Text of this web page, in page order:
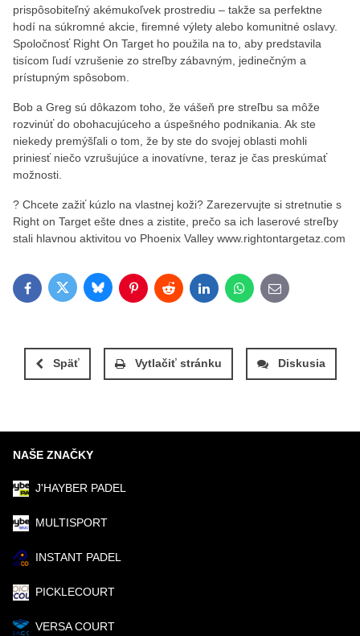
prispôsobiteľný akémukoľvek prostrediu – takže sa perfektne
hodí na súkromné ​​akcie, firemné výlety alebo komunitné oslavy.
Spoločnosť Right On Target ho použila na to, aby predstavila
tisícom ľudí vzrušenie zo streľby zábavným, jedinečným a
prístupným spôsobom.
Bob a Greg sú dôkazom toho, že vášeň pre streľbu sa môže
rozvinúť do obohacujúceho a úspešného podnikania. Ak ste
niekedy premýšľali o tom, že by ste do svojej oblasti mohli
priniesť niečo vzrušujúce a inovatívne, teraz je čas preskúmať
možnosti.
? Chcete zažiť kúzlo na vlastnej koži? Zarezervujte si stretnutie s
Right on Target ešte dnes a zistite, prečo sa ich laserové streľby
stali hlavnou aktivitou vo Phoenix Valley www.rightontargetaz.com
FacebookTwitterBlueskyPinterestRedditLinkedInWhatsApp
E-mail
Späť Vytlačiť stránku Diskusia
NAŠE ZNAČKY
J'HAYBER PADEL
MULTISPORT
INSTANT PADEL
PICKLECOURT
VERSA COURT